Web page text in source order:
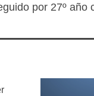
por 27º año